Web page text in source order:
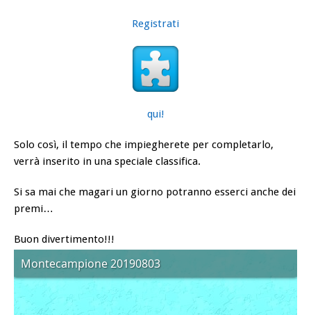
Registrati
qui!
Solo così, il tempo che impiegherete per completarlo,
verrà inserito in una speciale classifica.
Si sa mai che magari un giorno potranno esserci anche dei
premi…
Buon divertimento!!!